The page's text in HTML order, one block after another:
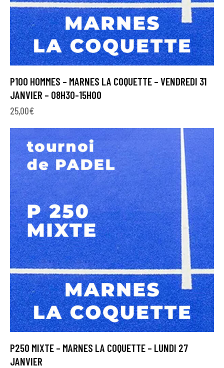
P100 HOMMES – MARNES LA COQUETTE – VENDREDI 31
JANVIER – 08H30-15H00
25,00€
P250 MIXTE – MARNES LA COQUETTE – LUNDI 27
JANVIER